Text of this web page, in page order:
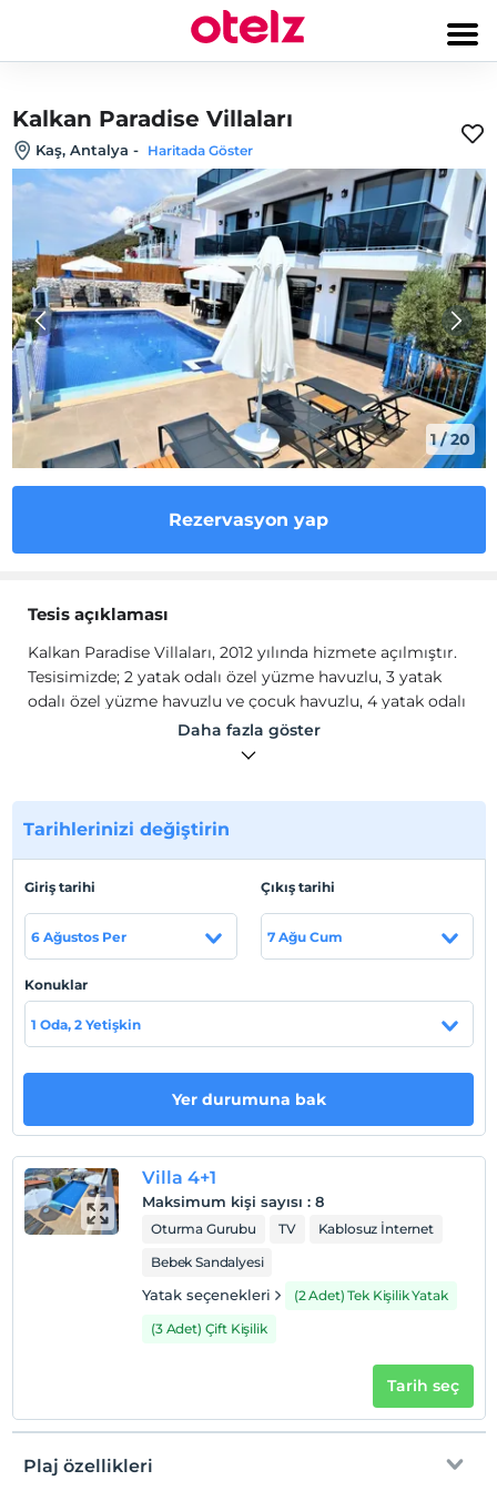
Kalkan Paradise Villaları
Kaş, Antalya - Haritada Göster
1/20
Rezervasyon yap
Tesis açıklaması
Kalkan Paradise Villaları, 2012 yılında hizmete açılmıştır.
Tesisimizde; 2 yatak odalı özel yüzme havuzlu, 3 yatak
odalı özel yüzme havuzlu ve çocuk havuzlu, 4 yatak odalı
özel yüzme havuzlu ve çocuk havuzlu ile 5 yatak odalı
özel yüzme havuzlu ve çocuk havuzlu villalar
Villa dizayn olarak MÜŞTERİ RAHATLIĞI düşünülmüş özel
dizayndır. Ayrıca villamız içindeki mutfağımız ankastre
olup 4 ve 5 yatak odalı villalarımızda masa tenisi
mevcuttur.
mevcuttur. Dileyen misafirlerimiz, ücret karşılığında bu
alanlardan faydalanabilirler.
Kaş /Kalkan'da kuş bakışı konumlanmaktadır. Tesisimiz,
Sahil
Kalkan Plajı’na araçla 3 dakika, Kaputaş Plajı’na 5 dakika
ve Patara Plajı’na 15 dakika mesafededir.
Haritada Göster
Check/in
Check/out
Daha fazla göster
Tarihlerinizi değiştirin
Giriş tarihi
6 Ağustos Per
Çıkış tarihi
7 Ağu Cum
Konuklar
1 Oda, 2 Yetişkin
Yer durumuna bak
Villa 4+1
Maksimum kişi sayısı : 8
Oturma Gurubu TV
Kablosuz İnternet
Bebek Sandalyesi
Yatak seçenekleri
(2 Adet) Tek Kişilik Yatak
(3 Adet) Çift Kişilik
Tarih seç
Plaj özellikleri